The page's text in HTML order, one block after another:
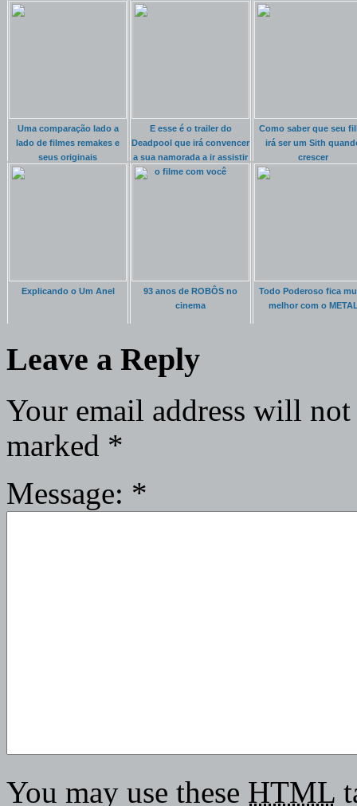
Uma comparação lado a
lado de filmes remakes e
seus originais
E esse é o trailer do
Deadpool que irá convencer
a sua namorada a ir assistir
o filme com você
Como saber que seu
irá ser um Sith
crescer
Explicando o Um Anel
93 anos de ROBÔS no
cinema
Todo Poderoso fica
melhor com o
Leave a Reply
Your email address will
marked *
Message: *
You may use these HTML